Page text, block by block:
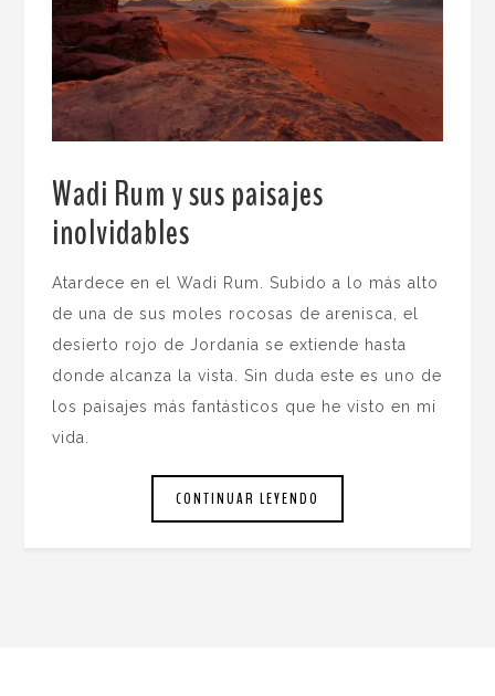
Wadi Rum y sus paisajes
inolvidables
Atardece en el Wadi Rum. Subido a lo más alto
de una de sus moles rocosas de arenisca, el
desierto rojo de Jordania se extiende hasta
donde alcanza la vista. Sin duda este es uno de
los paisajes más fantásticos que he visto en mi
vida.
CONTINUAR LEYENDO